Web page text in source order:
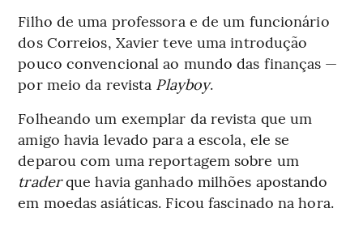
Filho de uma professora e de um funcionário
dos Correios, Xavier teve uma introdução
pouco convencional ao mundo das finanças —
por meio da revista Playboy.
Folheando um exemplar da revista que um
amigo havia levado para a escola, ele se
deparou com uma reportagem sobre um
traderque havia ganhado milhões apostando
em moedas asiáticas. Ficou fascinado na hora.